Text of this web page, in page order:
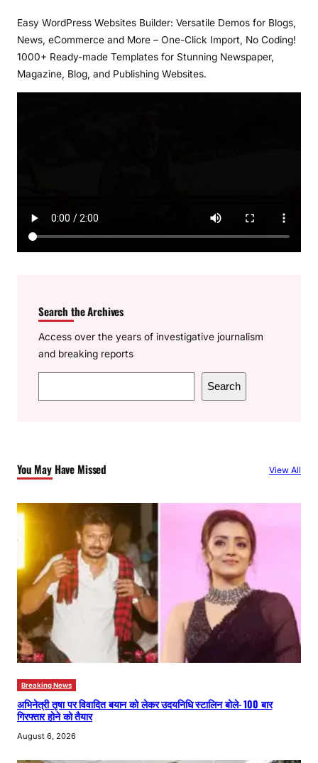
Easy WordPress Websites Builder: Versatile Demos for Blogs,
News, eCommerce and More – One-Click Import, No Coding!
1000+ Ready-made Templates for Stunning Newspaper,
Magazine, Blog, and Publishing Websites.
Search the Archives
Access over the years of investigative journalism
and breaking reports
e
h
Search
You May Have Missed View All
Breaking News
अभिनेत्री तृषा पर विवादित बयान को लेकर उदयनिधि स्टालिन बोले- 100 बार
गिरफ्तार होने को तैयार
August 6, 2026